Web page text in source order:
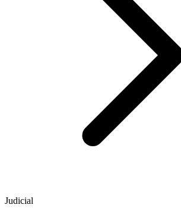
Judicial